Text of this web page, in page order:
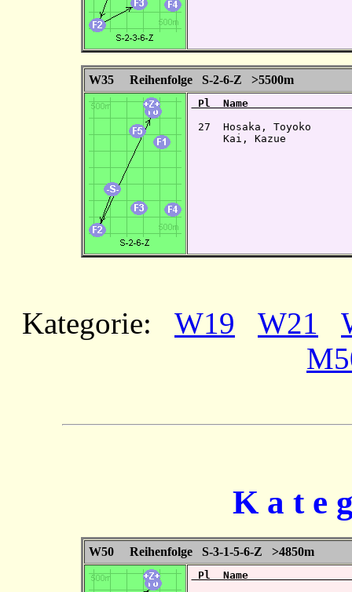
W35 Reihenfolge S-2-6-Z >5500m
Pl  Name
27  Hosaka, Toyoko
Kai, Kazue
Kategorie: W19 W21
K a t e
W50 Reihenfolge S-3-1-5-6-Z >4850m
Pl  Name